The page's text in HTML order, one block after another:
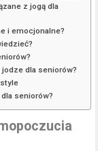
z jogą dla
i emocjonalne?
dla seniorów?
seniorów?